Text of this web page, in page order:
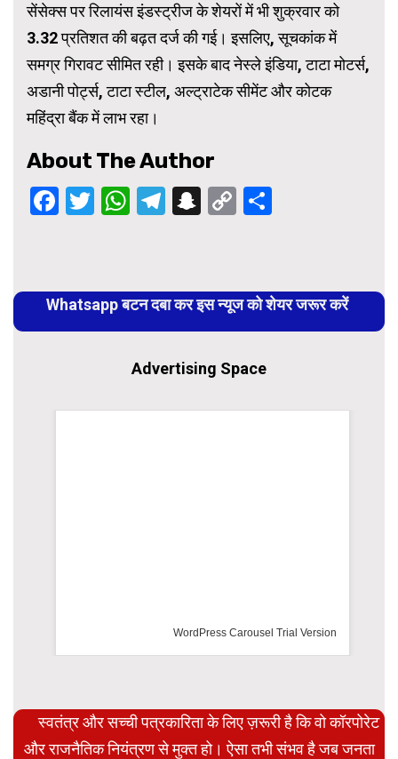
सेंसेक्स पर रिलायंस इंडस्ट्रीज के शेयरों में भी शुक्रवार को
3.32 प्रतिशत की बढ़त दर्ज की गई। इसलिए, सूचकांक में
समग्र गिरावट सीमित रही। इसके बाद नेस्ले इंडिया, टाटा मोटर्स,
अडानी पोर्ट्स, टाटा स्टील, अल्ट्राटेक सीमेंट और कोटक
महिंद्रा बैंक में लाभ रहा।
About The Author
Facebook
Twitter
WhatsApp
Telegram
Snapchat
Copy
Reading
Whatsapp बटन दबा कर इस न्यूज को शेयर जरूर करें
Advertising Space
WordPress Carousel Trial Version
स्वतंत्र और सच्ची पत्रकारिता के लिए ज़रूरी है कि वो कॉरपोरेट
और राजनैतिक नियंत्रण से मुक्त हो। ऐसा तभी संभव है जब जनता